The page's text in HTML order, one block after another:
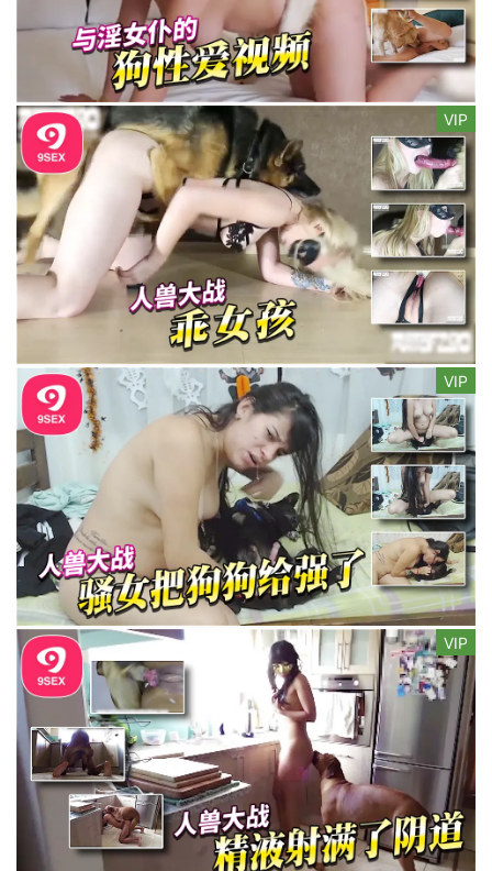
VIP
VIP
VIP